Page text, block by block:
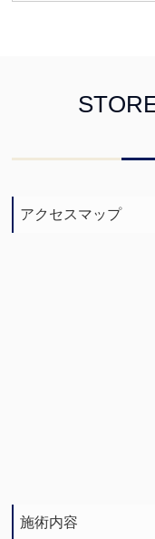
アクセスマップ
施術内容